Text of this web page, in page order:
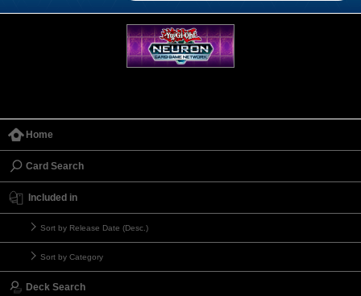
Home
Card Search
Included in
Sort by Release Date (Desc.)
Sort by Category
Deck Search